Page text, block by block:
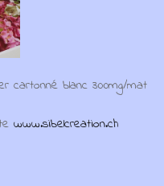
blanc 300mg/mat
www.sibelcreation.ch